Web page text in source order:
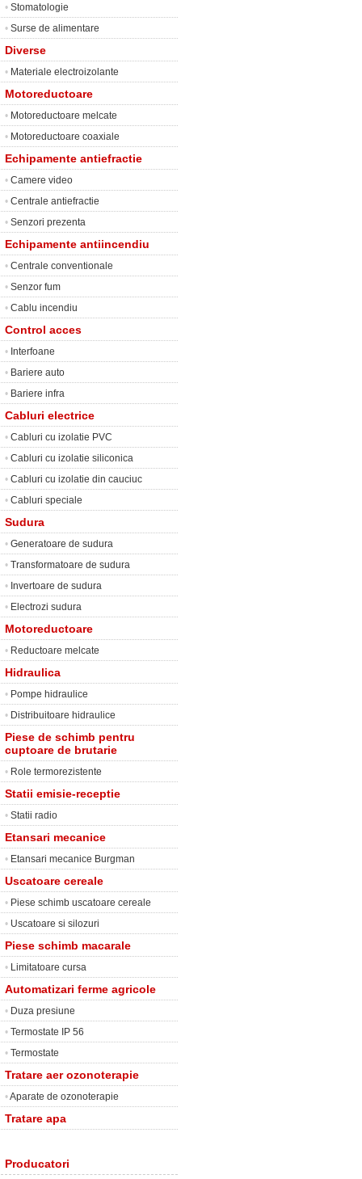
• Stomatologie
• Surse de alimentare
Diverse
• Materiale electroizolante
Motoreductoare
• Motoreductoare melcate
• Motoreductoare coaxiale
Echipamente antiefractie
• Camere video
• Centrale antiefractie
• Senzori prezenta
Echipamente antiincendiu
• Centrale conventionale
• Senzor fum
• Cablu incendiu
Control acces
• Interfoane
• Bariere auto
• Bariere infra
Cabluri electrice
• Cabluri cu izolatie PVC
• Cabluri cu izolatie siliconica
• Cabluri cu izolatie din cauciuc
• Cabluri speciale
Sudura
• Generatoare de sudura
• Transformatoare de sudura
• Invertoare de sudura
• Electrozi sudura
Motoreductoare
• Reductoare melcate
Hidraulica
• Pompe hidraulice
• Distribuitoare hidraulice
Piese de schimb pentru
cuptoare de brutarie
• Role termorezistente
Statii emisie-receptie
• Statii radio
Etansari mecanice
• Etansari mecanice Burgman
Uscatoare cereale
• Piese schimb uscatoare cereale
• Uscatoare si silozuri
Piese schimb macarale
• Limitatoare cursa
Automatizari ferme agricole
• Duza presiune
• Termostate IP 56
• Termostate
Tratare aer ozonoterapie
•Aparate de ozonoterapie
Tratare apa
Producatori